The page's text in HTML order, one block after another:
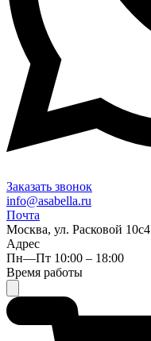
Заказать звонок
info@asabella.ru
Почта
Москва, ул. Расковой 10с4
Адрес
Пн—Пт 10:00 – 18:00
Время работы